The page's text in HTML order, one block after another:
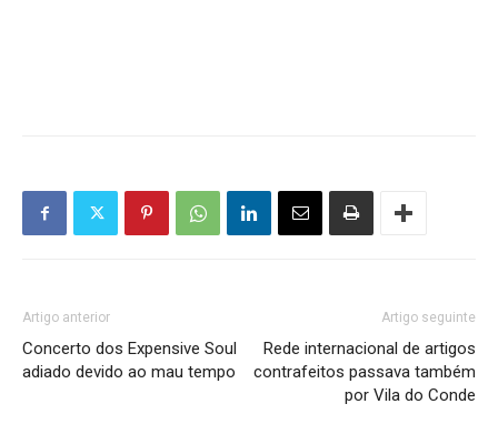
Artigo anterior
Concerto dos Expensive Soul
adiado devido ao mau tempo
Artigo seguinte
Rede internacional de artigos
contrafeitos passava também
por Vila do Conde